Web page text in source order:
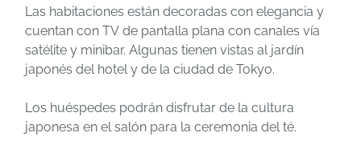
Las habitaciones están decoradas con elegancia y
cuentan con TV de pantalla plana con canales vía
satélite y minibar. Algunas tienen vistas al jardín
japonés del hotel y de la ciudad de Tokyo.
Los huéspedes podrán disfrutar de la cultura
japonesa en el salón para la ceremonia del té.